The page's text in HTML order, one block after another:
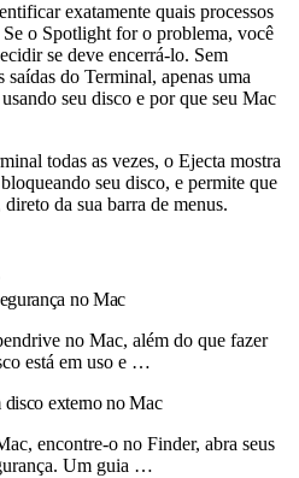
exatamente quais processos
Se o Spotlight for o problema, você
se deve encerrá-lo. Sem
do Terminal, apenas uma
seu disco e por que seu Mac
todas as vezes, o Ejecta mostra
seu disco, e permite que
da sua barra de menus.
no Mac
no Mac, além do que fazer
está em uso e …
disco externo no Mac
encontre-o no Finder, abra seus
Um guia …